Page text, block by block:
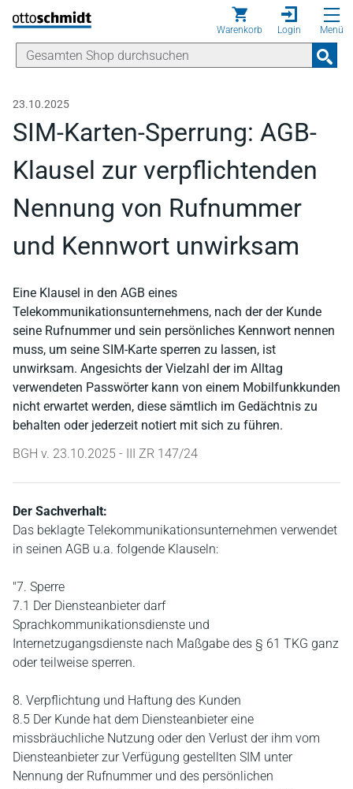
Direkt zum Inhalt
Warenkorb Login Menü
23.10.2025
SIM-Karten-Sperrung: AGB-
Klausel zur verpflichtenden
Nennung von Rufnummer
und Kennwort unwirksam
Eine Klausel in den AGB eines
Telekommunikationsunternehmens, nach der der Kunde
seine Rufnummer und sein persönliches Kennwort nennen
muss, um seine SIM-Karte sperren zu lassen, ist
unwirksam. Angesichts der Vielzahl der im Alltag
verwendeten Passwörter kann von einem Mobilfunkkunden
nicht erwartet werden, diese sämtlich im Gedächtnis zu
behalten oder jederzeit notiert mit sich zu führen.
BGH v. 23.10.2025 - III ZR 147/24
Der Sachverhalt:
Das beklagte Telekommunikationsunternehmen verwendet
in seinen AGB u.a. folgende Klauseln:
"7. Sperre
7.1 Der Diensteanbieter darf
Sprachkommunikationsdienste und
Internetzugangsdienste nach Maßgabe des § 61 TKG ganz
oder teilweise sperren.
8. Verpflichtung und Haftung des Kunden
8.5 Der Kunde hat dem Diensteanbieter eine
missbräuchliche Nutzung oder den Verlust der ihm vom
Diensteanbieter zur Verfügung gestellten SIM unter
Nennung der Rufnummer und des persönlichen